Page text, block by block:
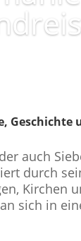
Geschichte
auch
durch
Kirchen
sich in